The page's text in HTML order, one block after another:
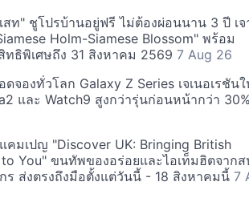
สท" ชูโปรบ้านอยู่ฟรี ไม่ต้องผ่อนนาน 3 ปี เจ
Holm-Siamese Blossom" พร้อม
ธิพิเศษถึง 31 สิงหาคม 2569 7 Aug 26
ดจองทั่วโลก Galaxy Z Series เจเนอเรชัน
และ Watch9 สูงกว่ารุ่นก่อนหน้ากว่า 30%
คมเปญ "Discover UK: Bringing British
You" ขนทัพของอร่อยและไอเท็มฮิตจากส
ร ส่งตรงถึงมือตั้งแต่วันนี้ - 18 สิงหาคมนี้ 7